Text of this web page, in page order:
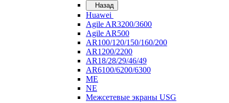
Назад
Huawei
Agile AR3200/3600
Agile AR500
AR100/120/150/160/200
AR1200/2200
AR18/28/29/46/49
AR6100/6200/6300
ME
NE
Межсетевые экраны USG